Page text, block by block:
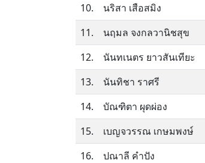
10.
นริสา เสือสมิง
11.
นฤมล จงกลวานิชสุข
12.
นันทเนตร ยาวสันเทียะ
13.
นันทิชา ราศรี
14.
บัณฑิตา ผุดผ่อง
15.
เบญจวรรณ เกษมพงษ์
16.
ปณาลี คำปัง